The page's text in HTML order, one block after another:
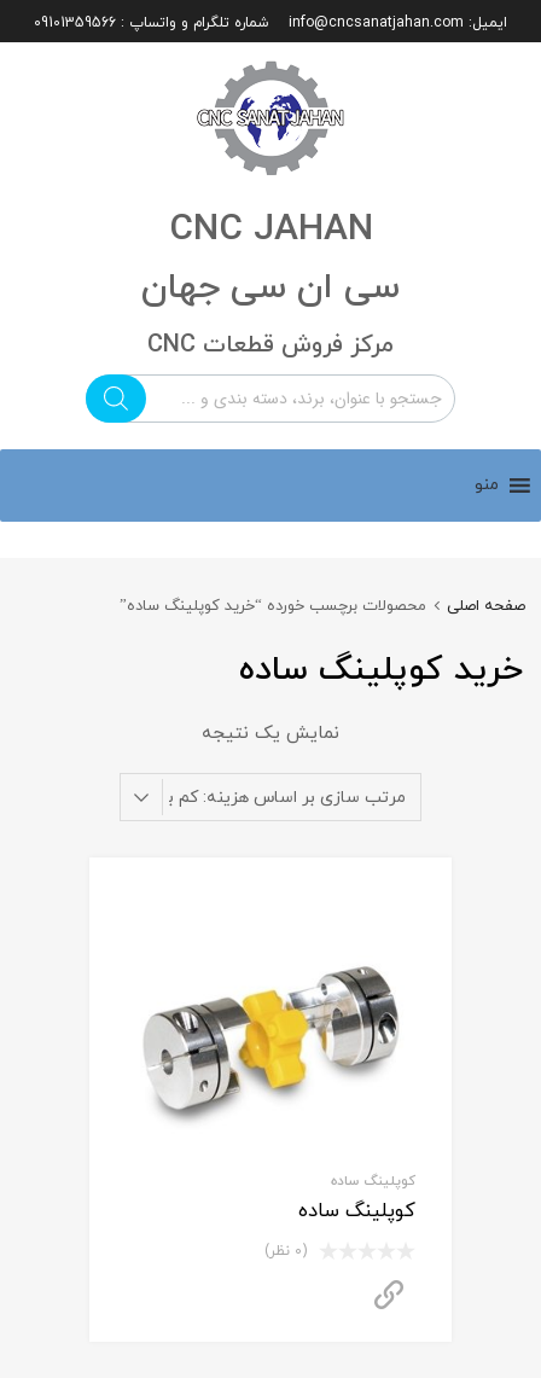
ایمیل: info@cncsanatjahan.com شماره تلگرام و واتساپ : 09101359566
CNC JAHAN
سی ان سی جهان
مرکز فروش قطعات CNC
منو
صفحه اصلی محصولات برچسب خورده “خرید کوپلینگ ساده”
خرید کوپلینگ ساده
نمایش یک نتیجه
کوپلینگ ساده
کوپلینگ ساده
(0 نظر)